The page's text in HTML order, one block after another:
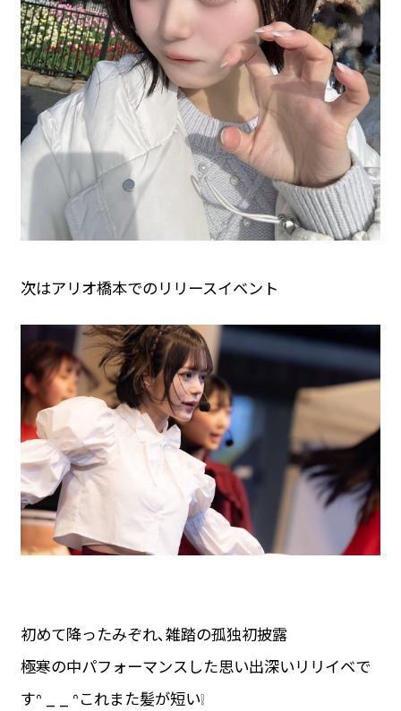
次はアリオ橋本でのリリースイベント
初めて降ったみぞれ､雑踏の孤独初披露
極寒の中パフォーマンスした思い出深いリリイベで
すᐢ _ _ ᐢこれまた髪が短い❕